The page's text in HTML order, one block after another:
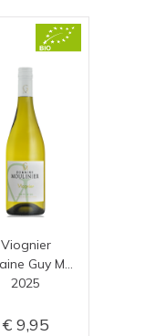
Viognier
2025
9,95